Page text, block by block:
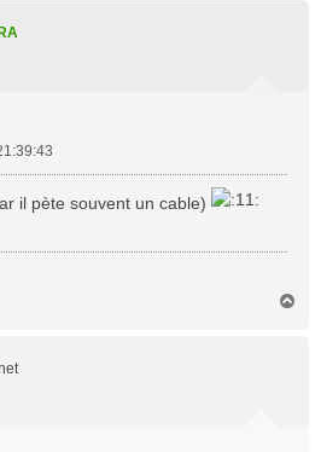
il pète souvent un cable)